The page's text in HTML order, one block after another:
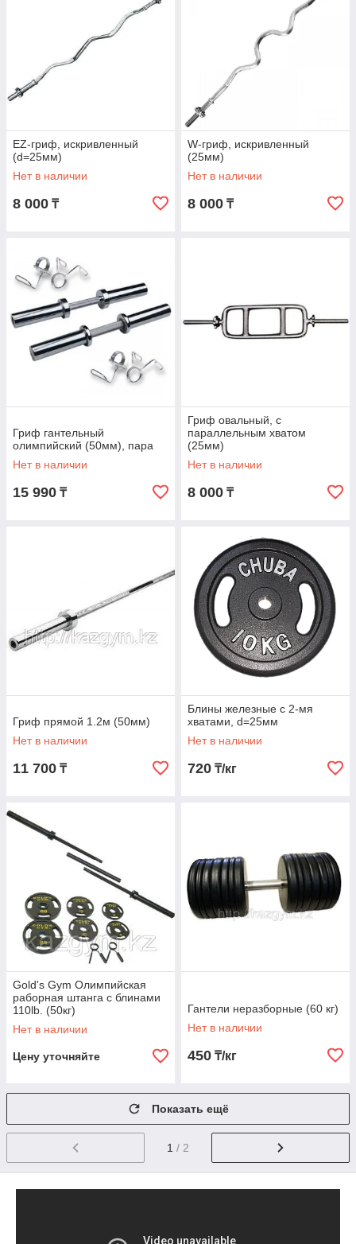
EZ-гриф, искривленный
(d=25мм)
Нет в наличии
8 000 ₸
W-гриф, искривленный
(25мм)
Нет в наличии
8 000 ₸
Гриф гантельный
олимпийский (50мм), пара
Нет в наличии
15 990 ₸
Гриф овальный, с
параллельным хватом
(25мм)
Нет в наличии
8 000 ₸
Гриф прямой 1.2м (50мм)
Нет в наличии
11 700 ₸
Блины железные с 2-мя
хватами, d=25мм
Нет в наличии
720 ₸/кг
Gold's Gym Олимпийская
раборная штанга с блинами
110lb. (50кг)
Нет в наличии
Цену уточняйте
Гантели неразборные (60 кг)
Нет в наличии
450 ₸/кг
Показать ещё
1 / 2